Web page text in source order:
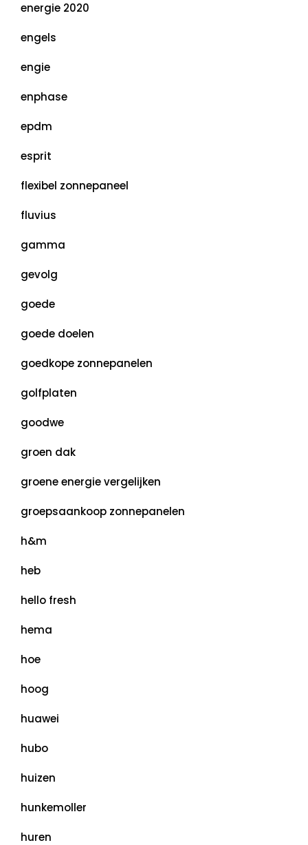
energie 2020
engels
engie
enphase
epdm
esprit
flexibel zonnepaneel
fluvius
gamma
gevolg
goede
goede doelen
goedkope zonnepanelen
golfplaten
goodwe
groen dak
groene energie vergelijken
groepsaankoop zonnepanelen
h&m
heb
hello fresh
hema
hoe
hoog
huawei
hubo
huizen
hunkemoller
huren